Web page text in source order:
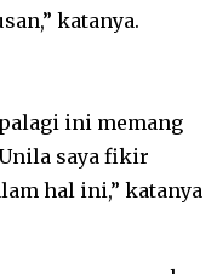
katanya.
ini memang
saya fikir
hal ini,” katanya